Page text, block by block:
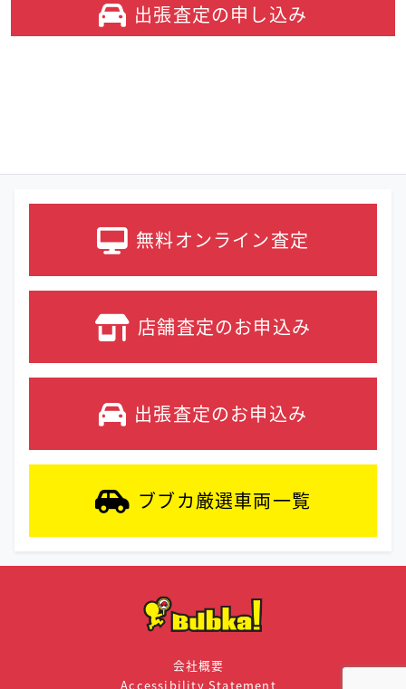
出張査定の申し込み
無料オンライン査定
店舗査定のお申込み
出張査定のお申込み
ブブカ厳選車両一覧
会社概要
Accessibility Statement